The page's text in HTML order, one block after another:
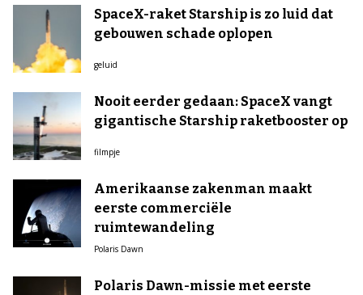
SpaceX-raket Starship is zo luid dat
gebouwen schade oplopen
geluid
Nooit eerder gedaan: SpaceX vangt
gigantische Starship raketbooster op
filmpje
Amerikaanse zakenman maakt
eerste commerciële
ruimtewandeling
Polaris Dawn
Polaris Dawn-missie met eerste